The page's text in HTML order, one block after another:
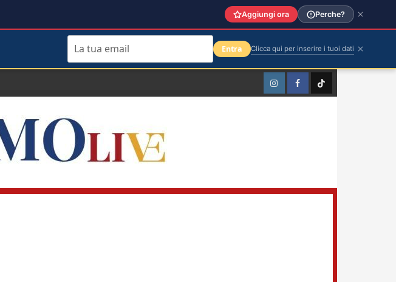
InstagramFacebookTikTok
Aggiungi ora Perche?
Entra Clicca qui per inserire i tuoi dati